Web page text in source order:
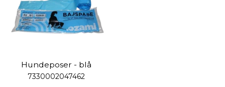
Hundeposer - blå
7330002047462